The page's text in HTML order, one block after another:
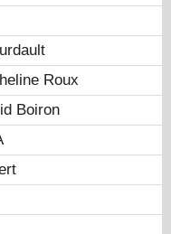
Roux
Boiron